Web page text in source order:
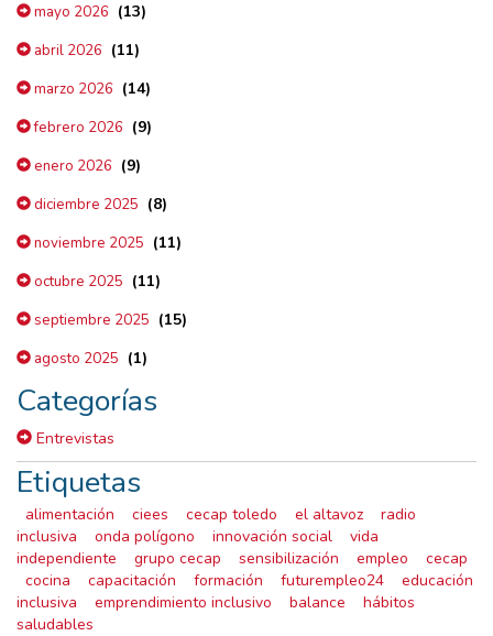
mayo 2026 (13)
abril 2026 (11)
marzo 2026 (14)
febrero 2026 (9)
enero 2026 (9)
diciembre 2025 (8)
noviembre 2025 (11)
octubre 2025 (11)
septiembre 2025 (15)
agosto 2025 (1)
Categorías
Entrevistas
Etiquetas
alimentación ciees cecap toledo el altavoz
radio
inclusiva
onda polígono innovación social
vida
independiente
grupo cecap sensibilización empleo
cecap
cocina
capacitación formación futurempleo24
educación
inclusiva
emprendimiento inclusivo balance
hábitos
saludables